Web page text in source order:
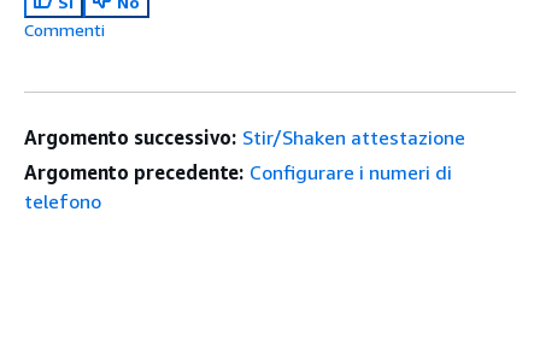
Commenti
Argomento successivo: Stir/Shaken attestazione
Argomento precedente: Configurare i numeri di
telefono